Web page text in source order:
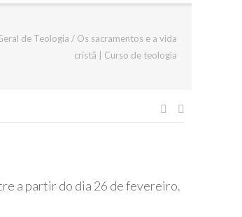
de Teologia / Os sacramentos e a vida
cristã | Curso de teologia
Navegação
artigos
a partir do dia 26 de fevereiro.